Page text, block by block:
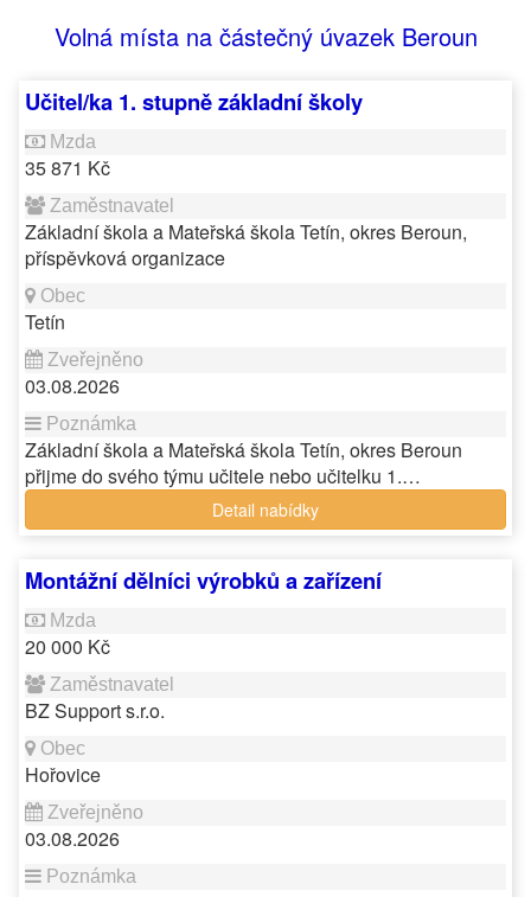
Volná místa na částečný úvazek Beroun
Učitel/ka 1. stupně základní školy
35 871 Kč
Základní škola a Mateřská škola Tetín, okres Beroun,
příspěvková organizace
Tetín
03.08.2026
Základní škola a Mateřská škola Tetín, okres Beroun
přijme do svého týmu učitele nebo učitelku 1.…
Detail nabídky
Montážní dělníci výrobků a zařízení
20 000 Kč
BZ Support s.r.o.
Hořovice
03.08.2026